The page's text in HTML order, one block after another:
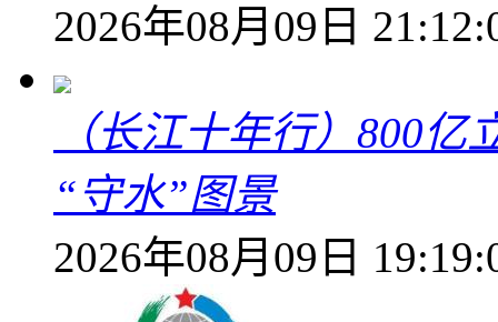
2026年08月09日
（长江十年行）800
“守水”图景
2026年08月09日